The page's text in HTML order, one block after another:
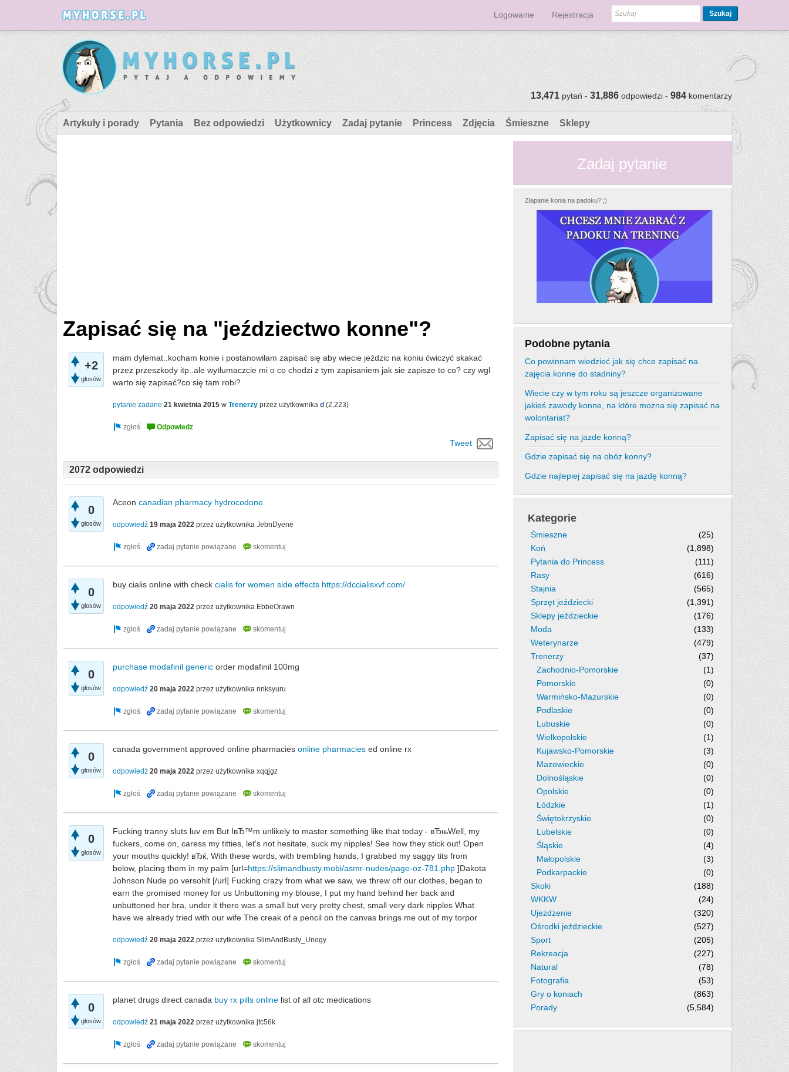
Logowanie Rejestracja Szukaj
13,471pytań -31,886odpowiedzi -984komentarzy
Artykuły i porady Pytania Bez odpowiedzi Użytkownicy Zadaj pytanie Princess Zdjęcia Śmieszne Sklepy
Zapisać się na "jeździectwo konne"?
+2
głosów
mam dylemat..kocham konie i postanowiłam zapisać się aby wiecie jeździc na koniu ćwiczyć skakać
przez przeszkody itp..ale wytłumaczcie mi o co chodzi z tym zapisaniem jak sie zapisze to co? czy wgl
warto się zapisać?co się tam robi?
pytanie zadane 21 kwietnia 2015 w Trenerzy przez użytkownika d (2,223)
Tweet
2072 odpowiedzi
0
głosów
Aceon canadian pharmacy hydrocodone
odpowiedź 19 maja 2022 przez użytkownika JebnDyene
0
głosów
buy cialis online with check cialis for women side effects https://dccialisxvf.com/
odpowiedź 20 maja 2022 przez użytkownika EbbeOrawn
0
głosów
purchase modafinil generic order modafinil 100mg
odpowiedź 20 maja 2022 przez użytkownika nnksyuru
0
głosów
canada government approved online pharmacies online pharmacies ed online rx
odpowiedź 20 maja 2022 przez użytkownika xqqjgz
0
głosów
Fucking tranny sluts luv em But IвЂ™m unlikely to master something like that today - вЂњWell, my
fuckers, come on, caress my titties, let's not hesitate, suck my nipples! See how they stick out! Open
your mouths quickly! вЂќ, With these words, with trembling hands, I grabbed my saggy tits from
below, placing them in my palm [url=https://slimandbusty.mobi/asmr-nudes/page-oz-781.php ]Dakota
Johnson Nude po versohlt [/url] Fucking crazy from what we saw, we threw off our clothes, began to
earn the promised money for us Unbuttoning my blouse, I put my hand behind her back and
unbuttoned her bra, under it there was a small but very pretty chest, small very dark nipples What
have we already tried with our wife The creak of a pencil on the canvas brings me out of my torpor
odpowiedź 20 maja 2022 przez użytkownika SlimAndBusty_Unogy
0
głosów
planet drugs direct canada buy rx pills online list of all otc medications
odpowiedź 21 maja 2022 przez użytkownika jtc56k
Zadaj pytanie
Złapanie konia na padoku? ;)
Podobne pytania
Co powinnam wiedzieć jak się chce zapisać na
zajęcia konne do stadniny?
Wiecie czy w tym roku są jeszcze organizowane
jakieś zawody konne, na które można się zapisać na
wolontariat?
Zapisać się na jazde konną?
Gdzie zapisać się na obóz konny?
Gdzie najlepiej zapisać się na jazdę konną?
Kategorie
Śmieszne
(25)
Koń
(1,898)
Pytania do Princess
(111)
Rasy
(616)
Stajnia
(565)
Sprzęt jeździecki
(1,391)
Sklepy jeździeckie
(176)
Moda
(133)
Weterynarze
(479)
Trenerzy
(37)
Zachodnio-Pomorskie
(1)
Pomorskie
(0)
Warmińsko-Mazurskie
(0)
Podlaskie
(0)
Lubuskie
(0)
Wielkopolskie
(1)
Kujawsko-Pomorskie
(3)
Mazowieckie
(0)
Dolnośląskie
(0)
Opolskie
(0)
Łódzkie
(1)
Świętokrzyskie
(0)
Lubelskie
(0)
Śląskie
(4)
Małopolskie
(3)
Podkarpackie
(0)
Skoki
(188)
WKKW
(24)
Ujeżdżenie
(320)
Ośrodki jeździeckie
(527)
Sport
(205)
Rekreacja
(227)
Natural
(78)
Fotografia
(53)
Gry o koniach
(863)
Porady
(5,584)